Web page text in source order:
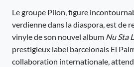
Le groupe Pilon, figure
verdienne dans la diaspora, est de
vinyle de son nouvel album Nu Sta
prestigieux label barcelonais El
collaboration internationale,